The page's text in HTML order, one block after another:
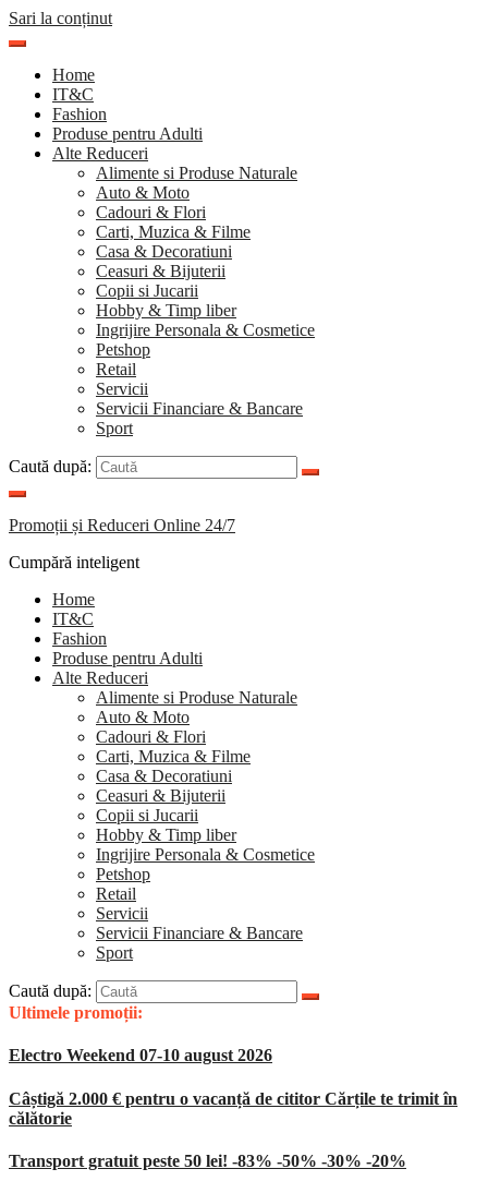
Sari la conținut
Home
IT&C
Fashion
Produse pentru Adulti
Alte Reduceri
Alimente si Produse Naturale
Auto & Moto
Cadouri & Flori
Carti, Muzica & Filme
Casa & Decoratiuni
Ceasuri & Bijuterii
Copii si Jucarii
Hobby & Timp liber
Ingrijire Personala & Cosmetice
Petshop
Retail
Servicii
Servicii Financiare & Bancare
Sport
Caută după:
Promoții și Reduceri Online 24/7
Cumpără inteligent
Home
IT&C
Fashion
Produse pentru Adulti
Alte Reduceri
Alimente si Produse Naturale
Auto & Moto
Cadouri & Flori
Carti, Muzica & Filme
Casa & Decoratiuni
Ceasuri & Bijuterii
Copii si Jucarii
Hobby & Timp liber
Ingrijire Personala & Cosmetice
Petshop
Retail
Servicii
Servicii Financiare & Bancare
Sport
Caută după:
Ultimele promoții:
Electro Weekend 07-10 august 2026
Câștigă 2.000 € pentru o vacanță de cititor Cărțile te trimit în
călătorie
Transport gratuit peste 50 lei! -83% -50% -30% -20%